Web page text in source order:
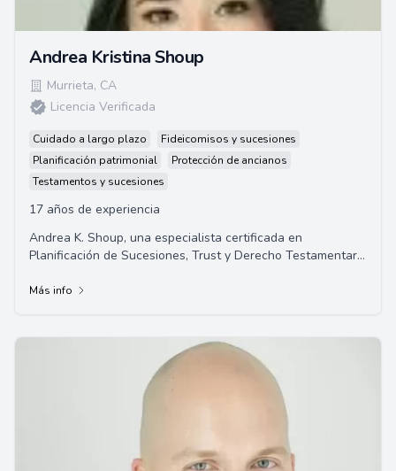
Andrea Kristina Shoup
Murrieta, CA
Licencia Verificada
Cuidado a largo plazo
Fideicomisos y sucesiones
Planificación patrimonial
Protección de ancianos
Testamentos y sucesiones
17 años de experiencia
Andrea K. Shoup, una especialista certificada en
Planificación de Sucesiones, Trust y Derecho Testamentario
Más info